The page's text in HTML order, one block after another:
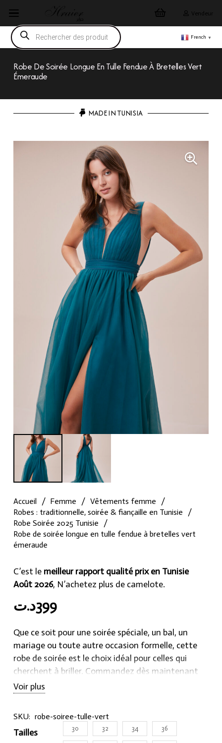
Vendeur
Recherche
de
produits
French ▼
Robe De Soirée Longue En Tulle Fendue À Bretelles Vert
Émeraude
MADE IN TUNISIA
Accueil / Femme / Vêtements femme
/
Robes : traditionnelle, soirée & fiançaille en Tunisie
/
Robe Soirée 2025 Tunisie
/
Robe de soirée longue en tulle fendue à bretelles vert
émeraude
C’est le meilleur rapport qualité prix en Tunisie
Août 2026, N’achetez plus de camelote.
399د.ت
Que ce soit pour une soirée spéciale, un bal, un
mariage ou toute autre occasion formelle, cette
robe de soirée est le choix idéal pour celles qui
cherchent à briller. Commandez dès maintenant
sur Hraier.com et préparez-vous à éblouir tous les
invités avec cette robe de soirée en tulle vert
Voir plus
SKU: robe-soiree-tulle-vert
Tailles 30 32 34 36